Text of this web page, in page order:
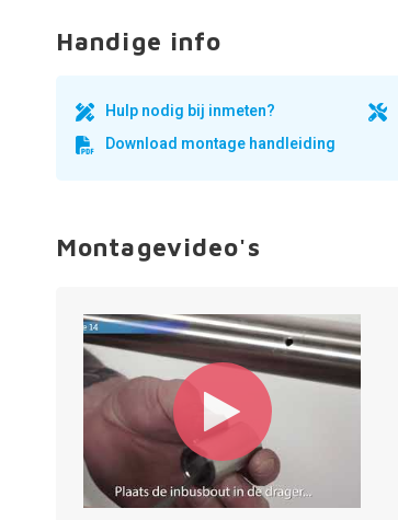
Handige info
Hulp nodig bij inmeten?
Download montage handleiding
Montagevideo's